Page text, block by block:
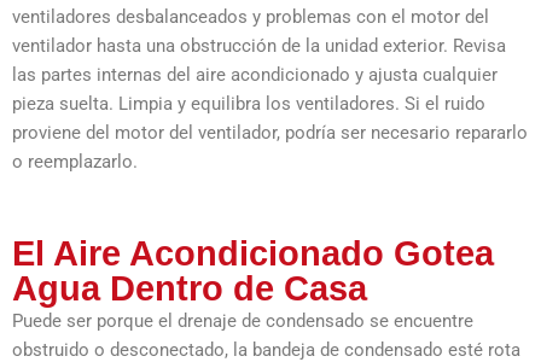
ventiladores desbalanceados y problemas con el motor del
ventilador hasta una obstrucción de la unidad exterior. Revisa
las partes internas del aire acondicionado y ajusta cualquier
pieza suelta. Limpia y equilibra los ventiladores. Si el ruido
proviene del motor del ventilador, podría ser necesario repararlo
o reemplazarlo.
El Aire Acondicionado Gotea
Agua Dentro de Casa
Puede ser porque el drenaje de condensado se encuentre
obstruido o desconectado, la bandeja de condensado esté rota